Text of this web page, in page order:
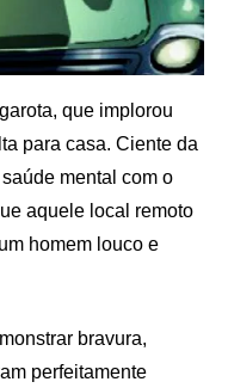
que implorou
para casa. Ciente da
mental com o
aquele local remoto
homem louco e
bravura,
perfeitamente